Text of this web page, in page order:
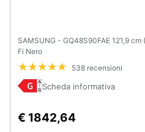
SAMSUNG - GQ48S90FAE 121,9
Fi Nero
538 recensioni
Scheda informativa
€ 1842,64